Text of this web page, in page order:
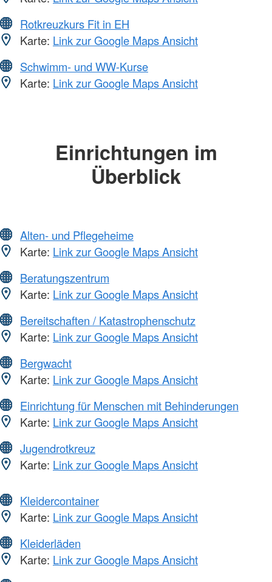
Rotkreuzkurs Fit in EH
Karte: Link zur Google Maps Ansicht
Schwimm- und WW-Kurse
Karte: Link zur Google Maps Ansicht
Einrichtungen im
Überblick
Alten- und Pflegeheime
Karte: Link zur Google Maps Ansicht
Beratungszentrum
Karte: Link zur Google Maps Ansicht
Bereitschaften / Katastrophenschutz
Karte: Link zur Google Maps Ansicht
Bergwacht
Karte: Link zur Google Maps Ansicht
Einrichtung für Menschen mit Behinderungen
Karte: Link zur Google Maps Ansicht
Jugendrotkreuz
Karte: Link zur Google Maps Ansicht
Kleidercontainer
Karte: Link zur Google Maps Ansicht
Kleiderläden
Karte: Link zur Google Maps Ansicht